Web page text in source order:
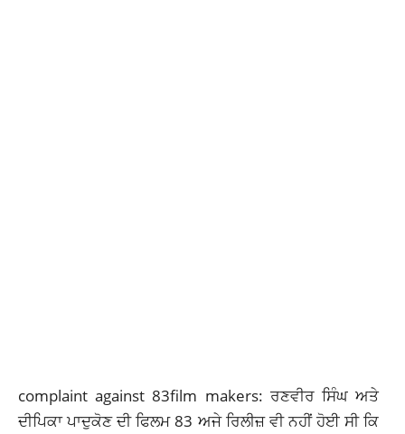
complaint against 83film makers: ਰਣਵੀਰ ਸਿੰਘ ਅਤੇ
ਦੀਪਿਕਾ ਪਾਦੁਕੋਣ ਦੀ ਫਿਲਮ 83 ਅਜੇ ਰਿਲੀਜ਼ ਵੀ ਨਹੀਂ ਹੋਈ ਸੀ ਕਿ